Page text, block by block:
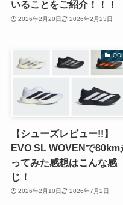
いることをご紹介！！！
2026年2月20日 2026年2月23日
【シューズレビュー!!】
EVO SL WOVENで80km
ってみた感想はこんな感
じ！
2026年2月10日 2026年7月2日